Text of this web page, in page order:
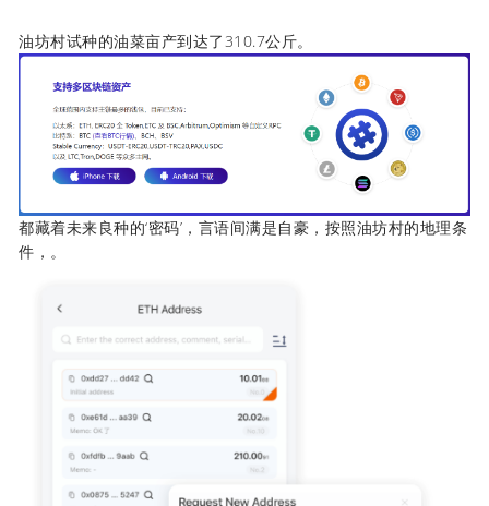
油坊村试种的油菜亩产到达了310.7公斤。
都藏着未来良种的‘密码’，言语间满是自豪，按照油坊村的地理条
件，。